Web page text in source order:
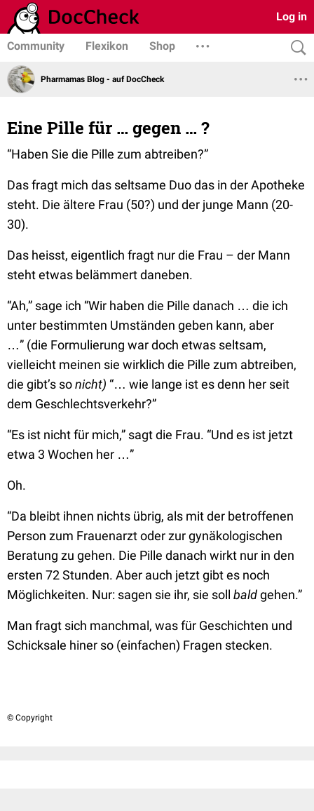
Log in
Community Flexikon Shop
Pharmamas Blog - auf DocCheck
Eine Pille für … gegen … ?
“Haben Sie die Pille zum abtreiben?”
Das fragt mich das seltsame Duo das in der Apotheke
steht. Die ältere Frau (50?) und der junge Mann (20-
30).
Das heisst, eigentlich fragt nur die Frau – der Mann
steht etwas belämmert daneben.
“Ah,” sage ich “Wir haben die Pille danach … die ich
unter bestimmten Umständen geben kann, aber
…” (die Formulierung war doch etwas seltsam,
vielleicht meinen sie wirklich die Pille zum abtreiben,
die gibt’s sonicht) “… wie lange ist es denn her seit
dem Geschlechtsverkehr?”
“Es ist nicht für mich,” sagt die Frau. “Und es ist jetzt
etwa 3 Wochen her …”
Oh.
“Da bleibt ihnen nichts übrig, als mit der betroffenen
Person zum Frauenarzt oder zur gynäkologischen
Beratung zu gehen. Die Pille danach wirkt nur in den
ersten 72 Stunden. Aber auch jetzt gibt es noch
Möglichkeiten. Nur: sagen sie ihr, sie soll baldgehen.”
Man fragt sich manchmal, was für Geschichten und
Schicksale hiner so (einfachen) Fragen stecken.
© Copyright